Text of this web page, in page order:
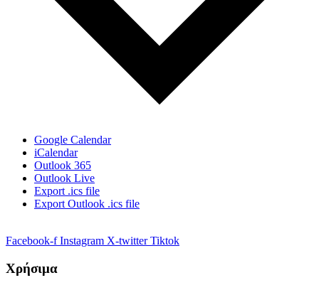
Google Calendar
iCalendar
Outlook 365
Outlook Live
Export .ics file
Export Outlook .ics file
Facebook-f Instagram X-twitter Tiktok
Χρήσιμα